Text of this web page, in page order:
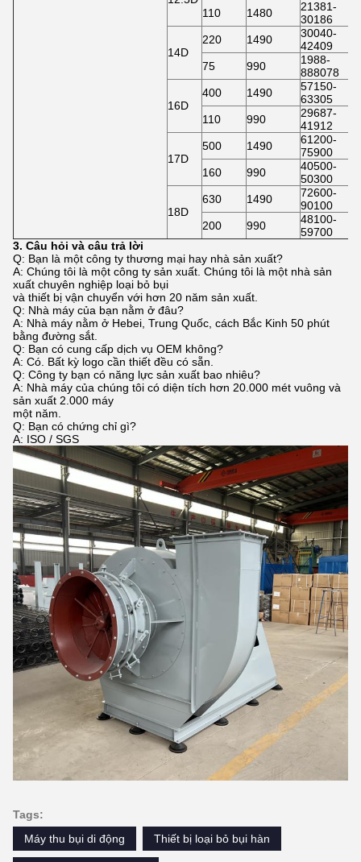
110
1480
21381-
30186
14D
220 1490
30040-
42409
75
990
1988-
888078
16D
400 1490
57150-
63305
110
990
29687-
41912
17D
500 1490
61200-
75900
160
990
40500-
50300
18D
630 1490
72600-
90100
200
990
48100-
59700
3. Câu hỏi và câu trả lời
Q: Bạn là một công ty thương mại hay nhà sản xuất?
A: Chúng tôi là một công ty sản xuất. Chúng tôi là một nhà sản
xuất chuyên nghiệp loại bỏ bụi
và thiết bị vận chuyển với hơn 20 năm sản xuất.
Q: Nhà máy của bạn nằm ở đâu?
A: Nhà máy nằm ở Hebei, Trung Quốc, cách Bắc Kinh 50 phút
bằng đường sắt.
Q: Bạn có cung cấp dịch vụ OEM không?
A: Có. Bất kỳ logo cần thiết đều có sẵn.
Q: Công ty bạn có năng lực sản xuất bao nhiêu?
A: Nhà máy của chúng tôi có diện tích hơn 20.000 mét vuông và
sản xuất 2.000 máy
một năm.
Q: Bạn có chứng chỉ gì?
A: ISO / SGS
Tags:
Máy thu bụi di động
Thiết bị loại bỏ bụi hàn